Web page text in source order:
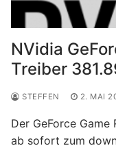
NVidia
Treiber
STEFFEN 2. MAI
Der GeForce Game
ab sofort zum